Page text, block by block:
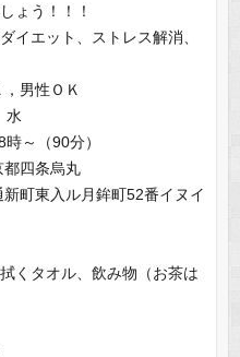
ょう！！！
イエット、ストレス解消、
男性ＯＫ
水
～（90分）
四条烏丸
町東入ル月鉾町52番イヌイ
くタオル、飲み物（お茶は